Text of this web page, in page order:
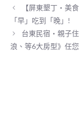
【屏東墾丁‧美
「早」吃到「晚」!
台東民宿‧親子
浪、等6大房型》任您